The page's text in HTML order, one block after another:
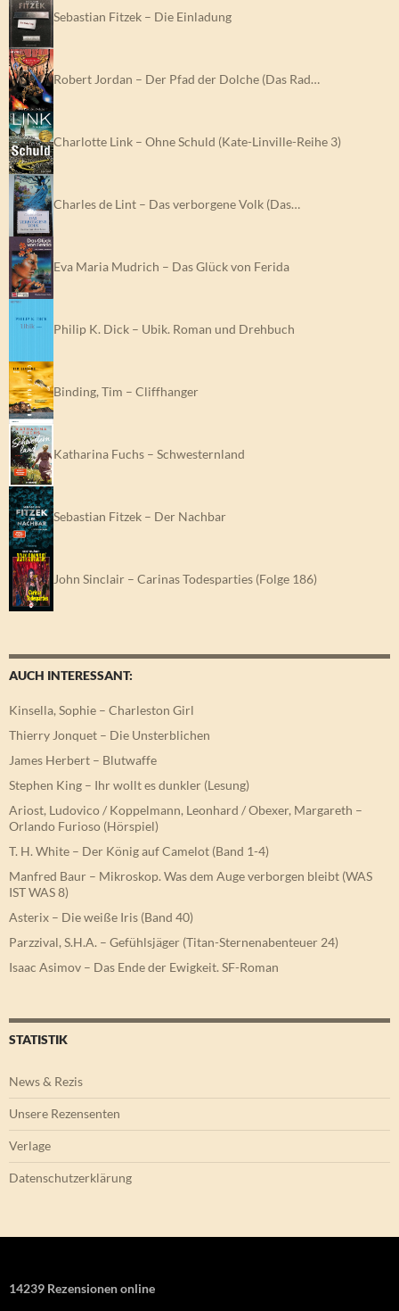
Sebastian Fitzek – Die Einladung
Robert Jordan – Der Pfad der Dolche (Das Rad…
Charlotte Link – Ohne Schuld (Kate-Linville-Reihe 3)
Charles de Lint – Das verborgene Volk (Das…
Eva Maria Mudrich – Das Glück von Ferida
Philip K. Dick – Ubik. Roman und Drehbuch
Binding, Tim – Cliffhanger
Katharina Fuchs – Schwesternland
Sebastian Fitzek – Der Nachbar
John Sinclair – Carinas Todesparties (Folge 186)
AUCH INTERESSANT:
Kinsella, Sophie – Charleston Girl
Thierry Jonquet – Die Unsterblichen
James Herbert – Blutwaffe
Stephen King – Ihr wollt es dunkler (Lesung)
Ariost, Ludovico / Koppelmann, Leonhard / Obexer, Margareth –
Orlando Furioso (Hörspiel)
T. H. White – Der König auf Camelot (Band 1-4)
Manfred Baur – Mikroskop. Was dem Auge verborgen bleibt (WAS
IST WAS 8)
Asterix – Die weiße Iris (Band 40)
Parzzival, S.H.A. – Gefühlsjäger (Titan-Sternenabenteuer 24)
Isaac Asimov – Das Ende der Ewigkeit. SF-Roman
STATISTIK
News & Rezis
Unsere Rezensenten
Verlage
Datenschutzerklärung
14239 Rezensionen online